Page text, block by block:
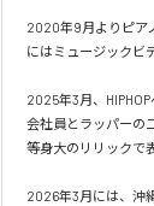
2020年9月よりピア
にはミュージックビ
2025年3月、
会社員とラッパーの
等身大のリリックで
2026年3月には、沖